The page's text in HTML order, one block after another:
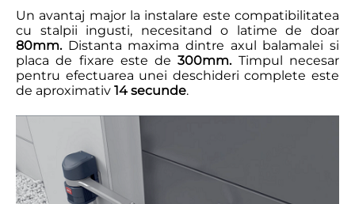
Un avantaj major la instalare este compatibilitatea
cu stalpii ingusti, necesitand o latime de doar
80mm.Distanta maxima dintre axul balamalei si
placa de fixare este de300mm.Timpul necesar
pentru efectuarea unei deschideri complete este
de aproximativ 14 secunde.